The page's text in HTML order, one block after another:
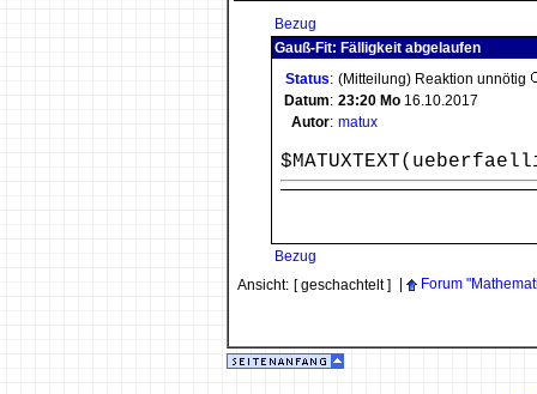
Bezug
Gauß-Fit: Fälligkeit abgelaufen
Status: (Mitteilung) Reaktion unnötig
Datum: 23:20 Mo 16.10.2017
Autor: matux
Bezug
Ansicht: [ geschachtelt ] Forum